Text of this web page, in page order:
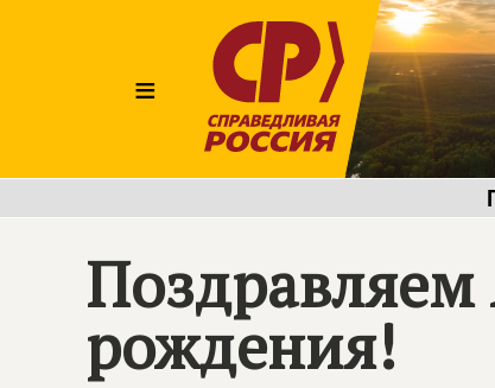
≡
Поздравляем
рождения!